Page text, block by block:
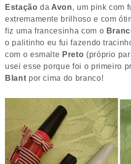
Estaçãoda Avon, um pink com
extremamente brilhoso e com
fiz uma francesinha com o
o palitinho eu fui fazendo
com o esmalte Preto (próprio
usei esse porque foi o primeiro
Blant por cima do branco!